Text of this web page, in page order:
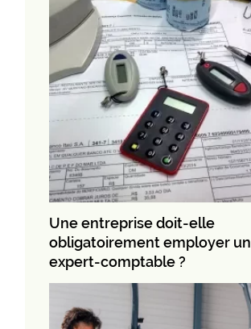
Une entreprise doit-elle
obligatoirement employer un
expert-comptable ?